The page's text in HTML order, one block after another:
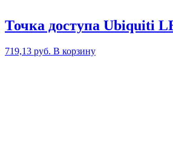
Точка доступа Ubiquiti
719,13 руб. В корзину